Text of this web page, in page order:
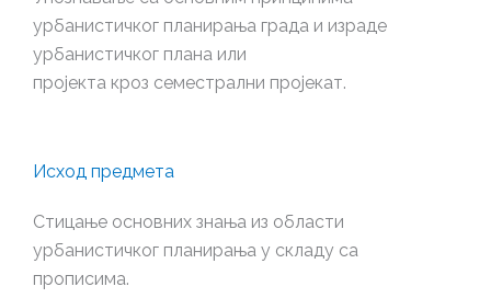
урбанистичког планирања града и израде
урбанистичког плана или
пројекта кроз семестрални пројекат.
Исход предмета
Стицање основних знања из области
урбанистичког планирања у складу са
прописима.